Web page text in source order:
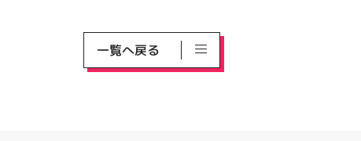
一覧へ戻る